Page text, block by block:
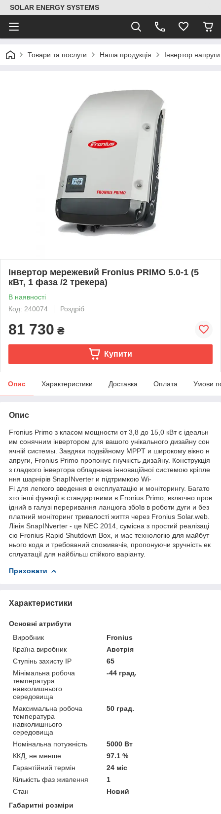
SOLAR ENERGY SYSTEMS
Товари та послуги Наша продукція Інвертор
Інвертор мережевий Fronius PRIMO 5.0-1 (5
кВт, 1 фаза /2 трекера)
В наявності
Код: 240074
Роздріб
81 730 ₴
Купити
Опис Характеристики Доставка Оплата Умови
Опис
Fronius Primo з класом мощности от 3,8 до 15,0 кВт є ідеальн
им сонячним інвертором для вашого унікального дизайну сон
ячній системы. Завдяки подвійному MPPT и широкому вікно н
апруги, Fronius Primo пропонує гнучкість дизайну. Конструкція
з гладкого інвертора обладнана інноваційної системою кріпле
ння шарнірів SnapINverter и підтримкою Wi-
Fi для легкого введення в експлуатацію и моніторингу. Багато
хто інші функції є стандартними в Fronius Primo, включно пров
ідний в галузі переривання ланцюга збоїв в роботи дуги и без
платний моніторинг тривалості життя через Fronius Solar.web.
Лінія SnapINverter - це NEC 2014, сумісна з простий реалізаці
єю Fronius Rapid Shutdown Box, и має технологію для майбут
нього кода и требований споживачів, пропонуючи зручність ек
сплуатації для найбільш стійкого варіанту.
Приховати
Характеристики
Основні атрибути
Виробник
Fronius
Країна виробник
Австрія
Ступінь захисту IP
65
Мінімальна робоча
температура
навколишнього
середовища
-44 град.
Максимальна робоча
температура
навколишнього
середовища
50 град.
Номінальна потужність
5000 Вт
ККД, не менше
97.1 %
Гарантійний термін
24 міс
Кількість фаз живлення
1
Стан
Новий
Габаритні розміри